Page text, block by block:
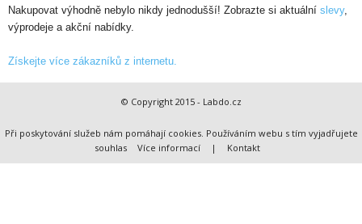
Nakupovat výhodně nebylo nikdy jednodušší! Zobrazte si aktuální slevy,
výprodeje a akční nabídky.
Získejte více zákazníků z internetu.
© Copyright 2015 - Labdo.cz
Při poskytování služeb nám pomáhají cookies. Používáním webu s tím vyjadřujete
souhlas
Více informací | Kontakt